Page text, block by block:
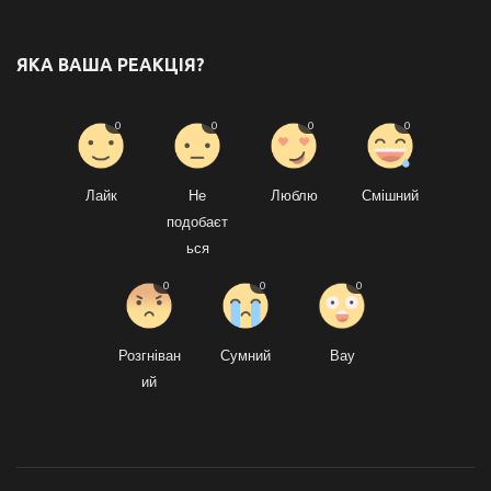
ЯКА ВАША РЕАКЦІЯ?
Лайк
0
Не
подобаєт
ься
0
Люблю
0
Смішний
0
Розгніван
ий
0
Сумний
0
Вау
0